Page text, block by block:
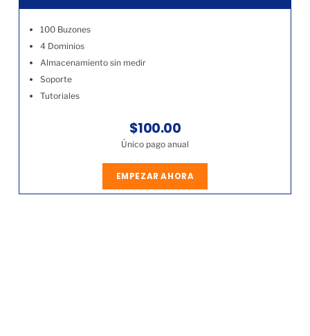
100 Buzones
4 Dominios
Almacenamiento sin medir
Soporte
Tutoriales
$100.00
Único pago anual
EMPEZAR AHORA